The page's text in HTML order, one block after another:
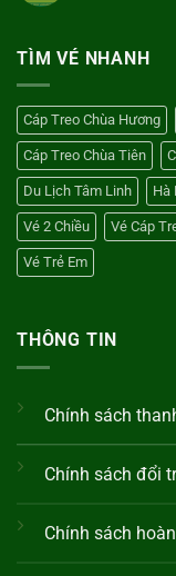
Qua
Nào?
Giới
Treo
Hương
Bình
TÌM VÉ NHANH
Cáp Treo Chùa Hương
Cáp Treo Chùa Tiên
Du Lịch Tâm Linh Hà
Vé 2 Chiều Vé Cáp
Vé Trẻ Em
THÔNG TIN
Chính sách
Chính sách đổi
Chính sách